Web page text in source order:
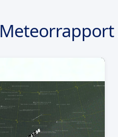
Meteorrapport